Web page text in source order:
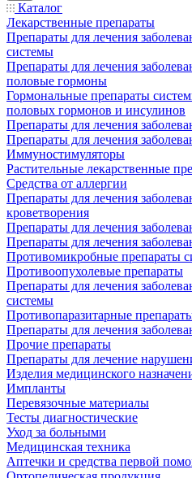
Каталог
Лекарственные препараты
Препараты для лечения
системы
Препараты для лечения
половые гормоны
Гормональные препараты
половых гормонов и инсулинов
Препараты для лечения
Препараты для лечения
Иммуностимуляторы
Растительные лекарственные
Средства от аллергии
Препараты для лечения
кроветворения
Препараты для лечения
Препараты для лечения
Противомикробные препараты
Противоопухолевые препараты
Препараты для лечения
системы
Противопаразитарные
Препараты для лечения
Прочие препараты
Препараты для лечение
Изделия медицинского
Импланты
Перевязочные материалы
Тесты диагностические
Уход за больными
Медицинская техника
Аптечки и средства первой